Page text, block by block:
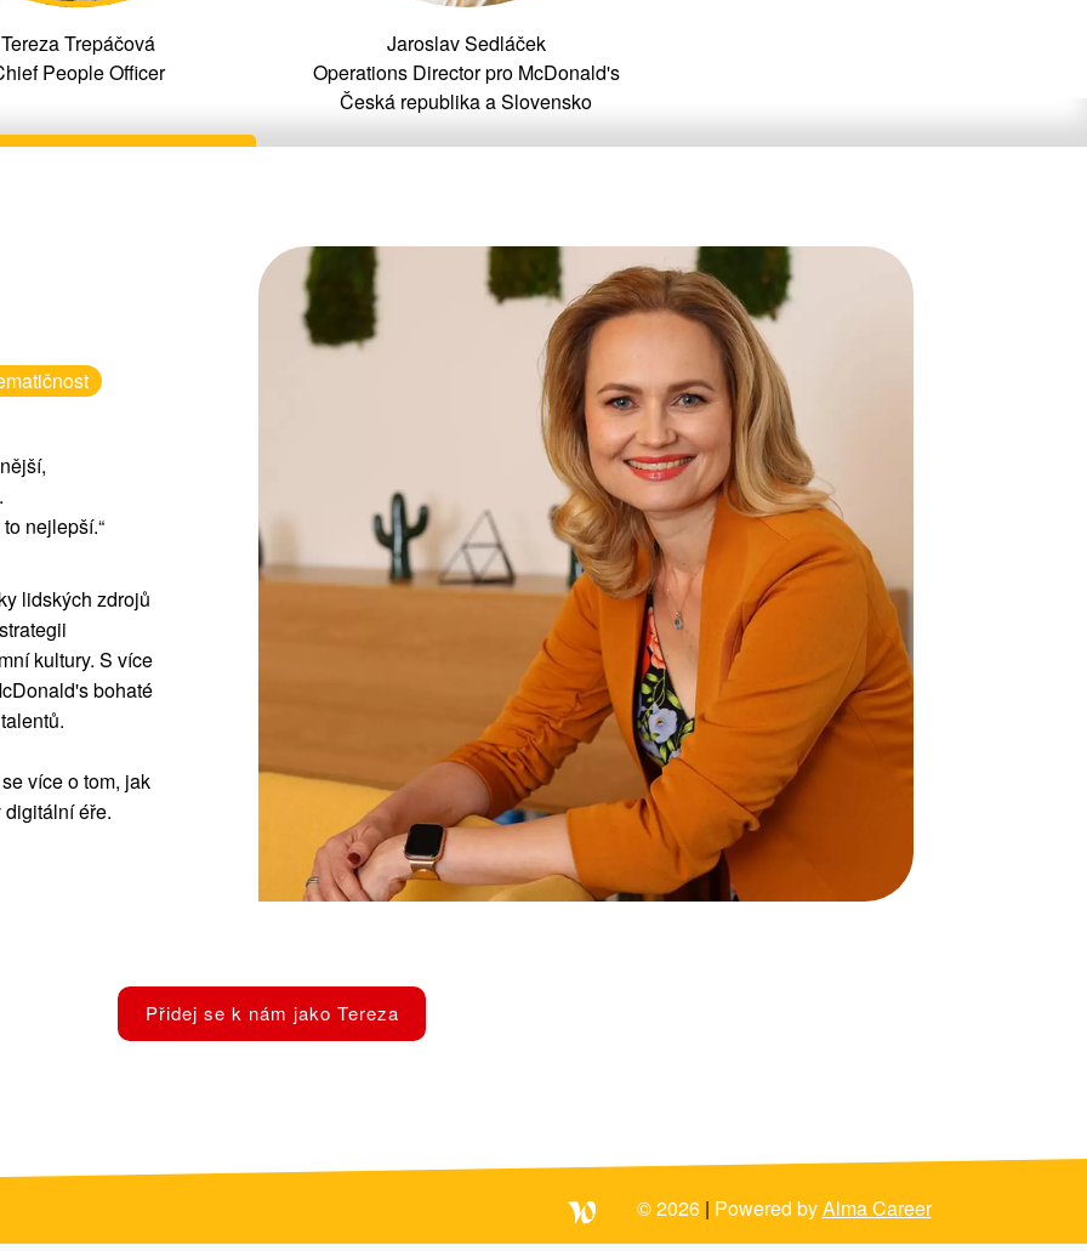
Tereza Trepáčová
People Officer
Jaroslav Sedláček
Operations Director pro McDonald's
Česká republika a Slovensko
nejlepší.“
lidských zdrojů
kultury. S více
bohaté
více o tom, jak
éře.
Přidej se k nám jako Tereza
© 2026 | Powered byAlma Career